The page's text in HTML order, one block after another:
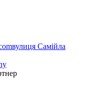
вулиця Самійла